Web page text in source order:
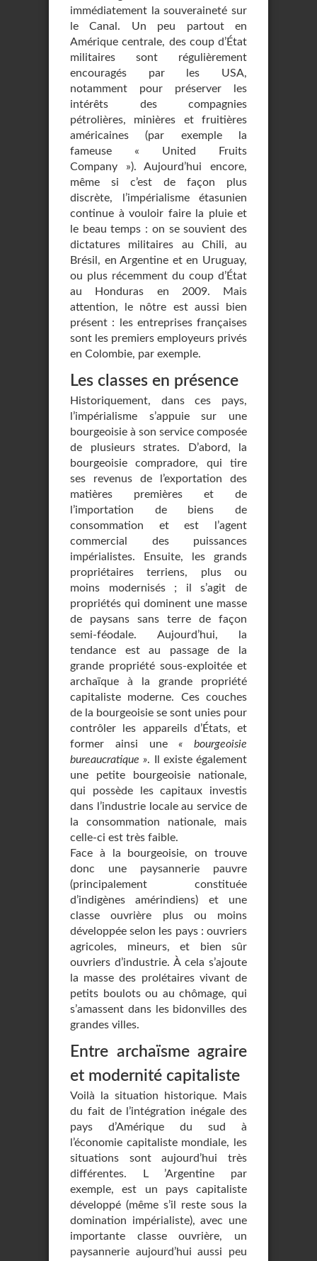
immédiatement la souveraineté sur
le Canal. Un peu partout en
Amérique centrale, des coup d’État
militaires sont régulièrement
encouragés par les USA,
notamment pour préserver les
intérêts des compagnies
pétrolières, minières et fruitières
américaines (par exemple la
fameuse « United Fruits
Company »). Aujourd’hui encore,
même si c’est de façon plus
discrète, l’impérialisme étasunien
continue à vouloir faire la pluie et
le beau temps : on se souvient des
dictatures militaires au Chili, au
Brésil, en Argentine et en Uruguay,
ou plus récemment du coup d’État
au Honduras en 2009. Mais
attention, le nôtre est aussi bien
présent : les entreprises françaises
sont les premiers employeurs privés
en Colombie, par exemple.
Les classes en présence
Historiquement, dans ces pays,
l’impérialisme s’appuie sur une
bourgeoisie à son service composée
de plusieurs strates. D’abord, la
bourgeoisie compradore, qui tire
ses revenus de l’exportation des
matières premières et de
l’importation de biens de
consommation et est l’agent
commercial des puissances
impérialistes. Ensuite, les grands
propriétaires terriens, plus ou
moins modernisés ; il s’agit de
propriétés qui dominent une masse
de paysans sans terre de façon
semi-féodale. Aujourd’hui, la
tendance est au passage de la
grande propriété sous-exploitée et
archaïque à la grande propriété
capitaliste moderne. Ces couches
de la bourgeoisie se sont unies pour
contrôler les appareils d’États, et
former ainsi une« bourgeoisie
bureaucratique ». Il existe également
une petite bourgeoisie nationale,
qui possède les capitaux investis
dans l’industrie locale au service de
la consommation nationale, mais
celle-ci est très faible.
Face à la bourgeoisie, on trouve
donc une paysannerie pauvre
(principalement constituée
d’indigènes amérindiens) et une
classe ouvrière plus ou moins
développée selon les pays : ouvriers
agricoles, mineurs, et bien sûr
ouvriers d’industrie. À cela s’ajoute
la masse des prolétaires vivant de
petits boulots ou au chômage, qui
s’amassent dans les bidonvilles des
grandes villes.
Entre archaïsme agraire
et modernité capitaliste
Voilà la situation historique. Mais
du fait de l’intégration inégale des
pays d’Amérique du sud à
l’économie capitaliste mondiale, les
situations sont aujourd’hui très
différentes. L ’Argentine par
exemple, est un pays capitaliste
développé (même s’il reste sous la
domination impérialiste), avec une
importante classe ouvrière, un
paysannerie aujourd’hui aussi peu